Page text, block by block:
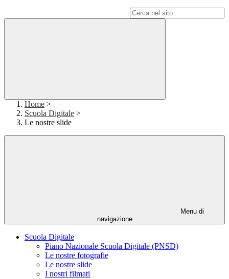
Home >
Scuola Digitale >
Le nostre slide
Menu di
navigazione
Scuola Digitale
Piano Nazionale Scuola Digitale (PNSD)
Le nostre fotografie
Le nostre slide
I nostri filmati